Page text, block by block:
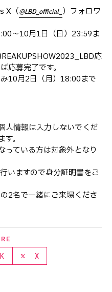
X（@LBD_official_ ）フォロワ
〜10月1日（日）23:59ま
応
応募完了です。
10月2日（月）18:00まで
人情報は入力しないでくだ
。
ている方は対象外となり
いますので身分証明書をご
2名で一緒にご来場くださ
X